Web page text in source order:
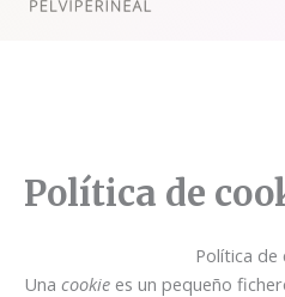
Política de
Política de
Una cookie es un pequeño